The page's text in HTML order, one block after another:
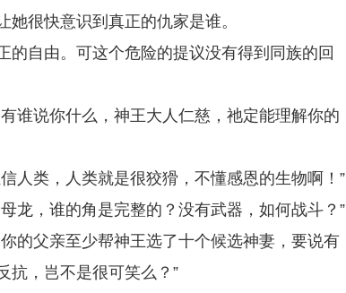
很快意识到真正的仇家是谁。
自由。可这个危险的提议没有得到同族的回
谁说你什么，神王大人仁慈，祂定能理解你的
人类，人类就是很狡猾，不懂感恩的生物啊！”
龙，谁的角是完整的？没有武器，如何战斗？”
的父亲至少帮神王选了十个候选神妻，要说有
抗，岂不是很可笑么？”